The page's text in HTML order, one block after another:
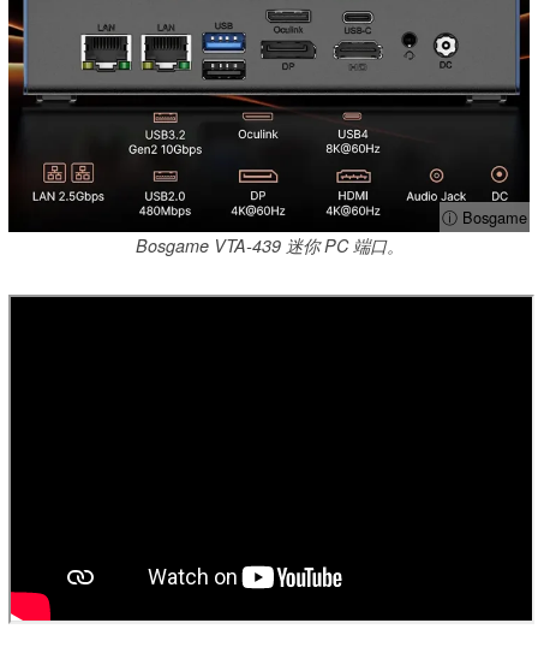
ⓘ Bosgame
Bosgame VTA-439 迷你 PC 端口。